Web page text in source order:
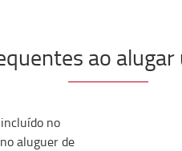
ao
no
aluguer de